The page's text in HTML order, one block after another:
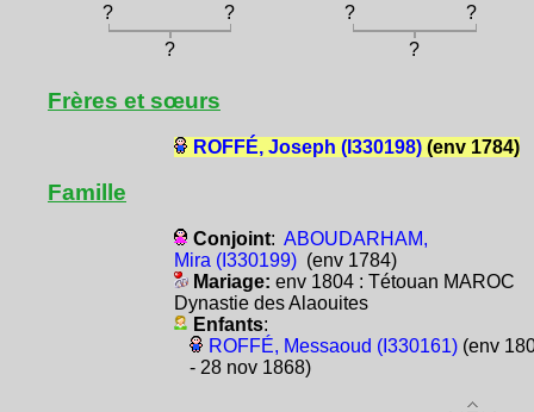
? ? ?
?
?
?
Frères et sœurs
ROFFÉ, Joseph (I330198)(env 1784)
Famille
Conjoint: ABOUDARHAM,
Mira (I330199)(env 1784)
Mariage: env 1804 : Tétouan MAROC
Dynastie des Alaouites
Enfants:
ROFFÉ, Messaoud (I330161)(env
- 28 nov 1868)